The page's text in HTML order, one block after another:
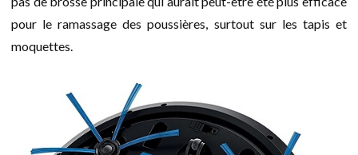
pour le ramassage des poussières, surtout sur les tapis et
moquettes.